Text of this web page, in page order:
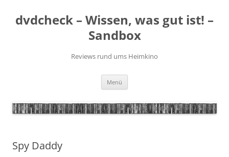
springen
dvdcheck – Wissen, was gut ist! –
Sandbox
Reviews rund ums Heimkino
Menü
Spy Daddy